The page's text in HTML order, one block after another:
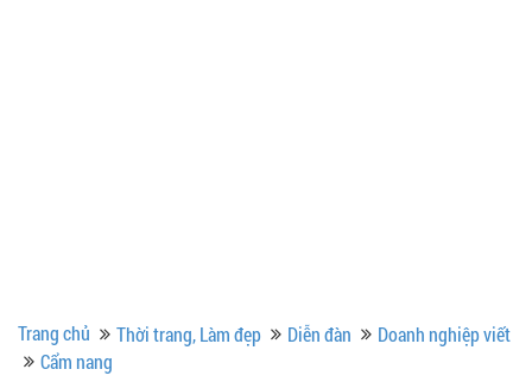
Trang chủ Thời trang, Làm đẹp Diễn đàn
Doanh nghiệp viết
Cẩm nang